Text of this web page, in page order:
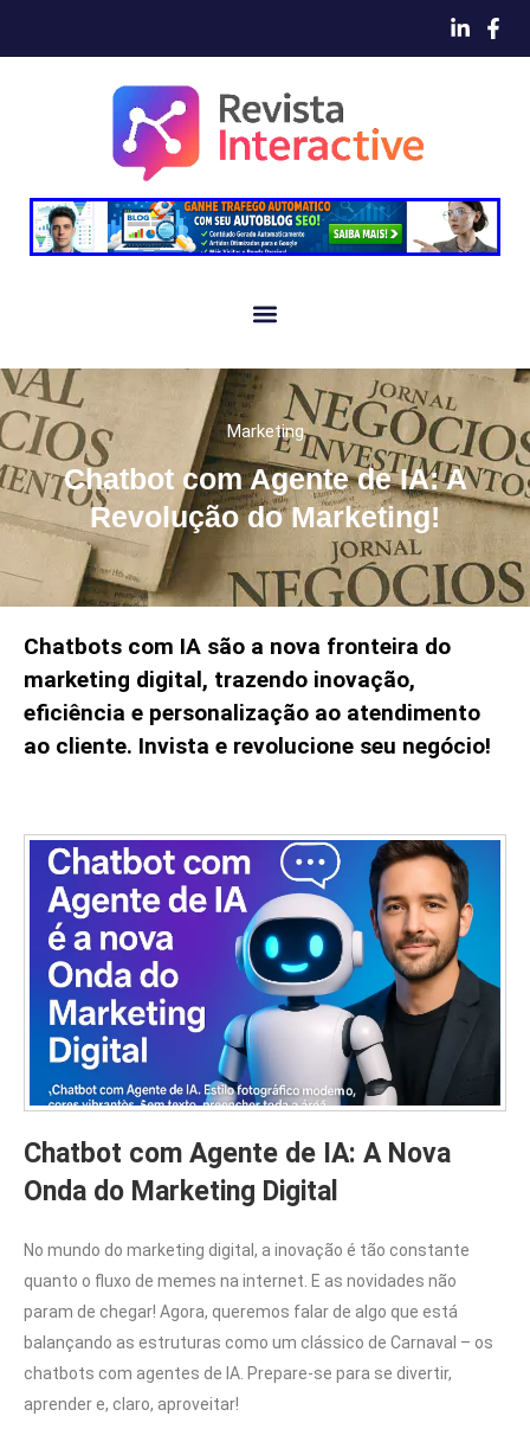
Marketing
Chatbot com Agente de IA: A
Revolução do Marketing!
Chatbots com IA são a nova fronteira do
marketing digital, trazendo inovação,
eficiência e personalização ao atendimento
ao cliente. Invista e revolucione seu negócio!
Chatbot com Agente de IA: A Nova
Onda do Marketing Digital
No mundo do marketing digital, a inovação é tão constante
quanto o fluxo de memes na internet. E as novidades não
param de chegar! Agora, queremos falar de algo que está
balançando as estruturas como um clássico de Carnaval – os
chatbots com agentes de IA. Prepare-se para se divertir,
aprender e, claro, aproveitar!